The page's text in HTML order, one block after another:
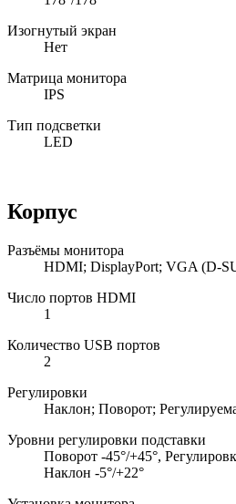
Изогнутый экран
Нет
Матрица монитора
IPS
Тип подсветки
LED
Корпус
Разъёмы монитора
HDMI; DisplayPort; VGA (D-
Число портов HDMI
1
Количество USB портов
2
Регулировки
Наклон; Поворот;
Уровни регулировки подставки
Поворот -45°/+45°,
Наклон -5°/+22°